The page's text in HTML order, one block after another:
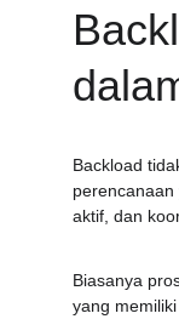
Backload
aktif, dan
Biasanya
yang